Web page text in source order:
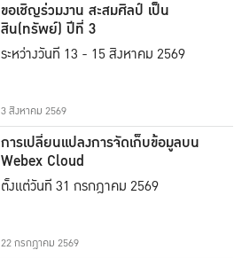
ขอเชิญร่วมงาน สะสมศิลป์ เป็น
สิน(ทรัพย์) ปีที่ 3
ระหว่างวันที่ 13 - 15 สิงหาคม 2569
3 สิงหาคม 2569
การเปลี่ยนแปลงการจัดเก็บข้อมูลบน
Webex Cloud
ตั้งแต่วันที่ 31 กรกฎาคม 2569
22 กรกฎาคม 2569